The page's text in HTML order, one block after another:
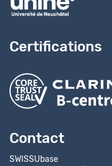
Certifications
Contact
SWISSUbase